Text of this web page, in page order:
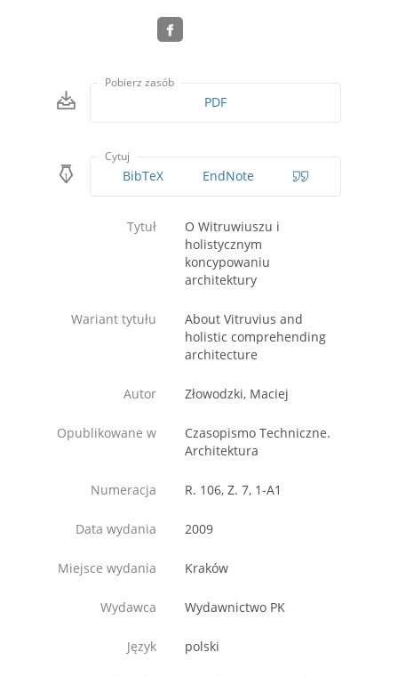
Pobierz zasób
PDF
Cytuj
BibTeX EndNote
Tytuł
O Witruwiuszu i
holistycznym
koncypowaniu
architektury
Wariant tytułu
About Vitruvius and
holistic comprehending
architecture
Autor Złowodzki, Maciej
Opublikowane w
Czasopismo Techniczne.
Architektura
Numeracja R. 106, Z. 7, 1-A1
Data wydania 2009
Miejsce wydania Kraków
Wydawca Wydawnictwo PK
Język polski